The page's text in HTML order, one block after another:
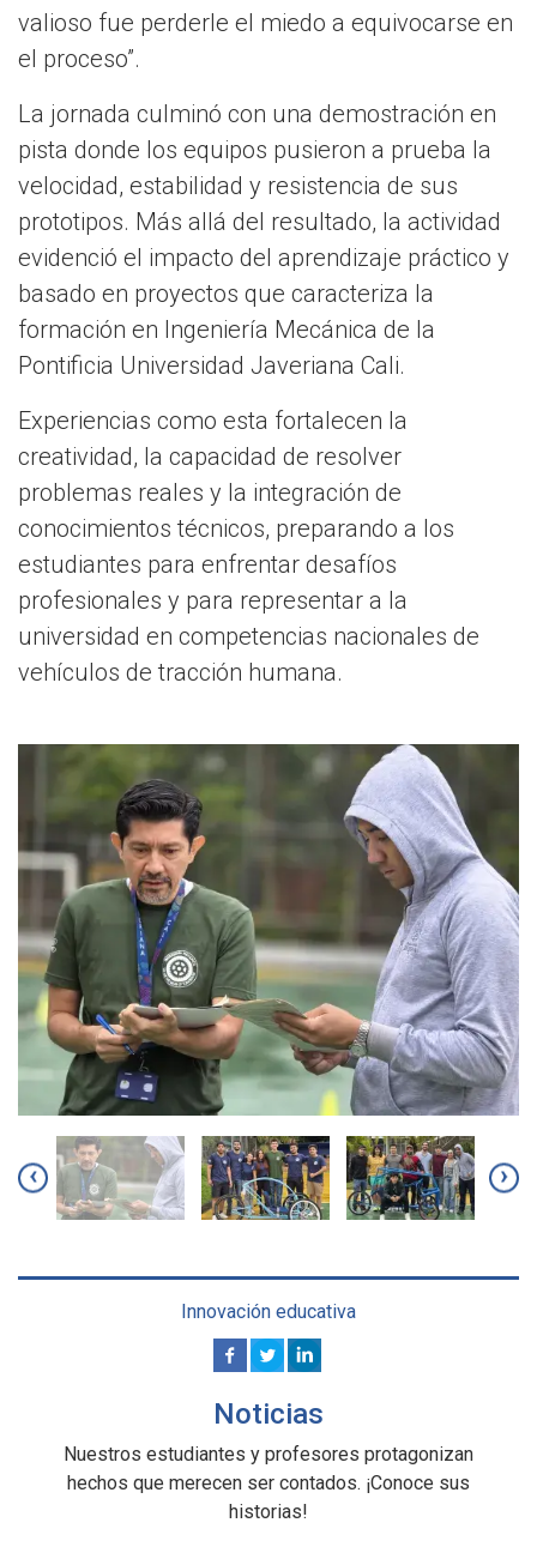
valioso fue perderle el miedo a equivocarse en
el proceso”.
La jornada culminó con una demostración en
pista donde los equipos pusieron a prueba la
velocidad, estabilidad y resistencia de sus
prototipos. Más allá del resultado, la actividad
evidenció el impacto del aprendizaje práctico y
basado en proyectos que caracteriza la
formación en Ingeniería Mecánica de la
Pontificia Universidad Javeriana Cali.
Experiencias como esta fortalecen la
creatividad, la capacidad de resolver
problemas reales y la integración de
conocimientos técnicos, preparando a los
estudiantes para enfrentar desafíos
profesionales y para representar a la
universidad en competencias nacionales de
vehículos de tracción humana.
‹ ›
Innovación educativa
Noticias
Nuestros estudiantes y profesores protagonizan
hechos que merecen ser contados. ¡Conoce sus
historias!